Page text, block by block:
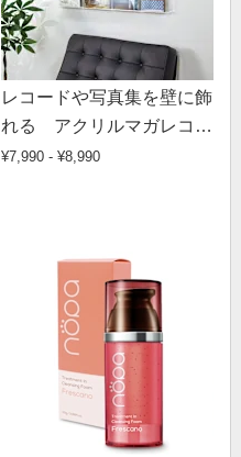
レコードや写真集を壁に飾
れる アクリルマガレコ
ウォールラック
¥7,990 - ¥8,990